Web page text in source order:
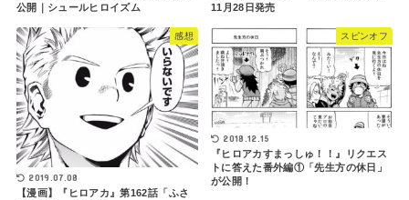
公開｜シュールヒロイズム
11月28日発売
感想
2019.07.08
【漫画】『ヒロアカ』第162話「ふさ
スピンオフ
2018.12.15
『ヒロアカすまっしゅ！！』リクエス
トに答えた番外編①「先生方の休日」
が公開！